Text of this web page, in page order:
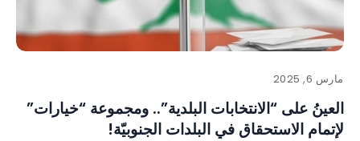
مارس 6, 2025
العينُ على “الانتخابات البلدية”.. ومجموعة “خيارات”
لإتمام الاستحقاق في البلدات الجنوبيّة!